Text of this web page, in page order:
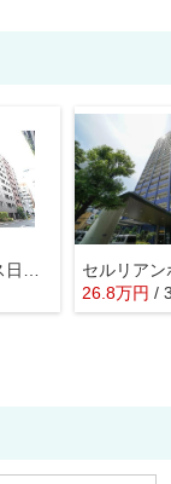
ＫＤＸレジデンス日本橋水天宮
26.8万円 /